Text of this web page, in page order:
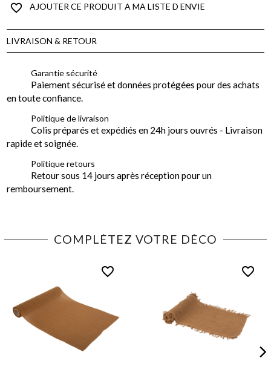
favorite_border AJOUTER CE PRODUIT A MA LISTE D ENVIE
LIVRAISON & RETOUR
Garantie sécurité
Paiement sécurisé et données protégées pour des achats
en toute confiance.
Politique de livraison
Colis préparés et expédiés en 24h jours ouvrés - Livraison
rapide et soignée.
Politique retours
Retour sous 14 jours après réception pour un
remboursement.
COMPLÉTEZ VOTRE DÉCO
favorite_border favorite_border